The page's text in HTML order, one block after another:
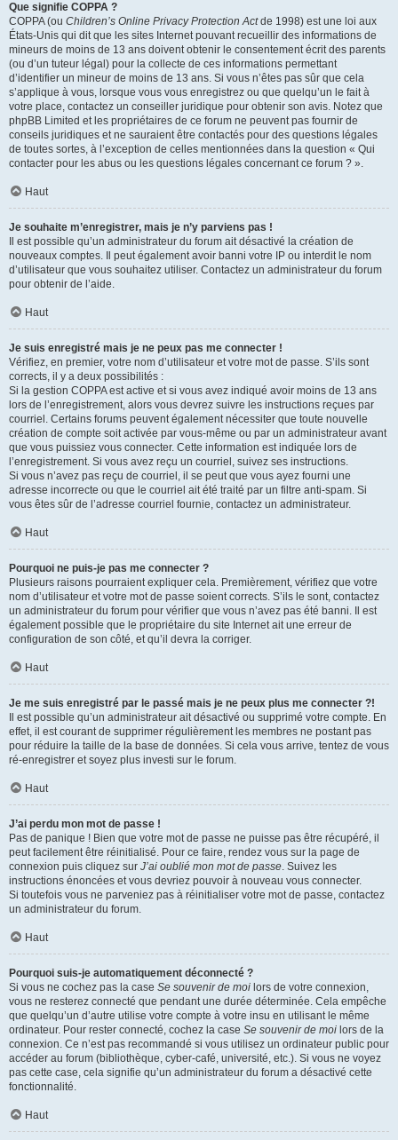
Que signifie COPPA ?
COPPA (ou Children’s Online Privacy Protection Actde 1998) est une loi aux
États-Unis qui dit que les sites Internet pouvant recueillir des informations de
mineurs de moins de 13 ans doivent obtenir le consentement écrit des parents
(ou d’un tuteur légal) pour la collecte de ces informations permettant
d’identifier un mineur de moins de 13 ans. Si vous n’êtes pas sûr que cela
s’applique à vous, lorsque vous vous enregistrez ou que quelqu’un le fait à
votre place, contactez un conseiller juridique pour obtenir son avis. Notez que
phpBB Limited et les propriétaires de ce forum ne peuvent pas fournir de
conseils juridiques et ne sauraient être contactés pour des questions légales
de toutes sortes, à l’exception de celles mentionnées dans la question « Qui
contacter pour les abus ou les questions légales concernant ce forum ? ».
Haut
Je souhaite m’enregistrer, mais je n’y parviens pas !
Il est possible qu’un administrateur du forum ait désactivé la création de
nouveaux comptes. Il peut également avoir banni votre IP ou interdit le nom
d’utilisateur que vous souhaitez utiliser. Contactez un administrateur du forum
pour obtenir de l’aide.
Haut
Je suis enregistré mais je ne peux pas me connecter !
Vérifiez, en premier, votre nom d’utilisateur et votre mot de passe. S’ils sont
corrects, il y a deux possibilités :
Si la gestion COPPA est active et si vous avez indiqué avoir moins de 13 ans
lors de l’enregistrement, alors vous devrez suivre les instructions reçues par
courriel. Certains forums peuvent également nécessiter que toute nouvelle
création de compte soit activée par vous-même ou par un administrateur avant
que vous puissiez vous connecter. Cette information est indiquée lors de
l’enregistrement. Si vous avez reçu un courriel, suivez ses instructions.
Si vous n’avez pas reçu de courriel, il se peut que vous ayez fourni une
adresse incorrecte ou que le courriel ait été traité par un filtre anti-spam. Si
vous êtes sûr de l’adresse courriel fournie, contactez un administrateur.
Haut
Pourquoi ne puis-je pas me connecter ?
Plusieurs raisons pourraient expliquer cela. Premièrement, vérifiez que votre
nom d’utilisateur et votre mot de passe soient corrects. S’ils le sont, contactez
un administrateur du forum pour vérifier que vous n’avez pas été banni. Il est
également possible que le propriétaire du site Internet ait une erreur de
configuration de son côté, et qu’il devra la corriger.
Haut
Je me suis enregistré par le passé mais je ne peux plus me connecter ?!
Il est possible qu’un administrateur ait désactivé ou supprimé votre compte. En
effet, il est courant de supprimer régulièrement les membres ne postant pas
pour réduire la taille de la base de données. Si cela vous arrive, tentez de vous
ré-enregistrer et soyez plus investi sur le forum.
Haut
J’ai perdu mon mot de passe !
Pas de panique ! Bien que votre mot de passe ne puisse pas être récupéré, il
peut facilement être réinitialisé. Pour ce faire, rendez vous sur la page de
connexion puis cliquez sur J’ai oublié mon mot de passe. Suivez les
instructions énoncées et vous devriez pouvoir à nouveau vous connecter.
Si toutefois vous ne parveniez pas à réinitialiser votre mot de passe, contactez
un administrateur du forum.
Haut
Pourquoi suis-je automatiquement déconnecté ?
Si vous ne cochez pas la case Se souvenir de moi lors de votre connexion,
vous ne resterez connecté que pendant une durée déterminée. Cela empêche
que quelqu’un d’autre utilise votre compte à votre insu en utilisant le même
ordinateur. Pour rester connecté, cochez la case Se souvenir de moi lors de la
connexion. Ce n’est pas recommandé si vous utilisez un ordinateur public pour
accéder au forum (bibliothèque, cyber-café, université, etc.). Si vous ne voyez
pas cette case, cela signifie qu’un administrateur du forum a désactivé cette
fonctionnalité.
Haut